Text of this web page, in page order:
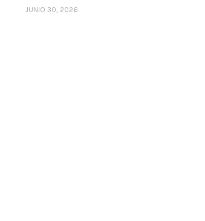
JUNIO 30, 2026